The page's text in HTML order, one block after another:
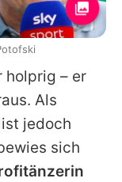
holprig – er
Als
jedoch
sich